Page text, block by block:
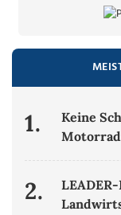
1.
Keine
2.